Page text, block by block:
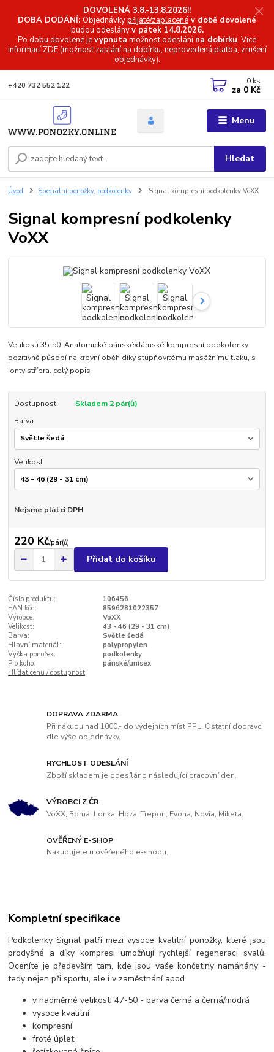
DOVOLENÁ 3.8.-13.8.2026!!
DOBA DODÁNÍ: Objednávkypřijaté/zaplacené v době dovolené
budou odeslányv pátek 14.8.2026.
Po dobu dovolené jevypnuta možnost odeslánína dobírku. Více
informacíZDE (možnost zaslání na dobírku, neprovedená platba, zrušení
objednávky).
Menu
Hledat
+420 732 552 122 0 ks
za 0 Kč
Úvod Speciální ponožky, podkolenky Signal kompresní podkolenky VoXX
Signal kompresní podkolenky
VoXX
Velikosti 35-50. Anatomické pánské/dámské kompresní podkolenky
pozitivně působí na krevní oběh díky stupňovitému masážnímu tlaku, s
ionty stříbra. celý popis
Dostupnost
Skladem 2 pár(ů)
Barva
Velikost
Nejsme plátci DPH
220 Kč/pár(ů)
Přidat do košíku
Číslo produktu:
106456
EAN kód:
8596281022357
Výrobce:
VoXX
Velikost:
43 - 46 (29 - 31 cm)
Barva:
Světle šedá
Hlavní materiál:
polypropylen
Výška ponožek:
podkolenky
Pro koho:
pánské/unisex
Hlídat cenu / dostupnost
DOPRAVA ZDARMA
Při nákupu nad 1000,- do výdejních míst PPL. Ostatní dopravci
dle výše objednávky.
RYCHLOST ODESLÁNÍ
Zboží skladem je odesíláno následující pracovní den.
VÝROBCI Z ČR
VoXX, Boma, Lonka, Hoza, Trepon, Evona, Novia, Miketa.
OVĚŘENÝ E-SHOP
Nakupujete u ověřeného e-shopu.
Kompletní specifikace
Podkolenky Signal patří mezi vysoce kvalitní ponožky, které jsou
prodyšné a díky kompresi umožňují rychlejší regeneraci svalů.
Oceníte je především tam, kde jsou vaše končetiny namáhány -
tedy nejen při sportu, ale i v zaměstnání apod.
v nadměrné velikosti 47-50 - barva černá a černá/modrá
vysoce kvalitní
kompresní
froté úplet